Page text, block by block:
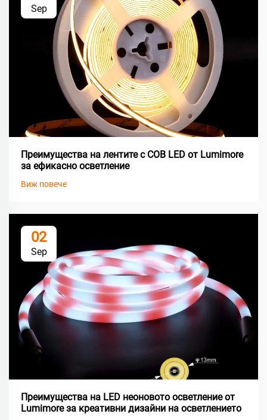
Sep
Преимущества на лентите с COB LED от Lumimore
за ефикасно осветление
Виж повече
02
Sep
Преимущества на LED неоновото осветление от
Lumimore за креативни дизайни на осветлението